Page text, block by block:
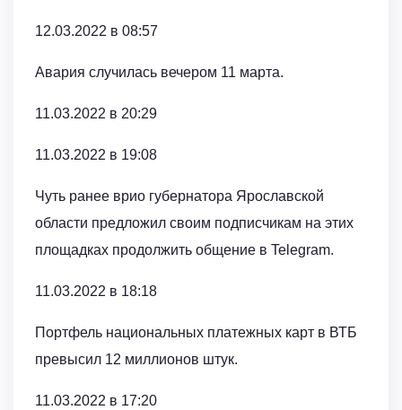
12.03.2022 в 08:57
Авария случилась вечером 11 марта.
11.03.2022 в 20:29
11.03.2022 в 19:08
Чуть ранее врио губернатора Ярославской
области предложил своим подписчикам на этих
площадках продолжить общение в Telegram.
11.03.2022 в 18:18
Портфель национальных платежных карт в ВТБ
превысил 12 миллионов штук.
11.03.2022 в 17:20